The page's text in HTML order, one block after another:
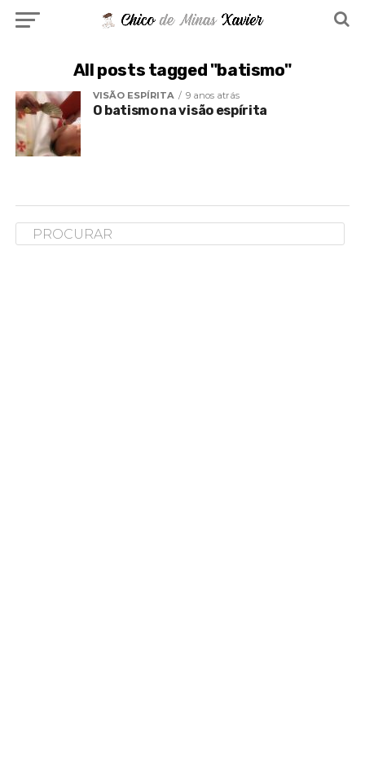
All posts tagged "batismo"
VISÃO ESPÍRITA 9 anos atrás
O batismo na visão espírita